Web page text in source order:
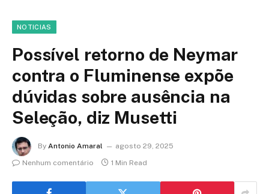
NOTICIAS
Possível retorno de Neymar
contra o Fluminense expõe
dúvidas sobre ausência na
Seleção, diz Musetti
By Antonio Amaral
agosto 29, 2025
Nenhum comentário
1 Min Read